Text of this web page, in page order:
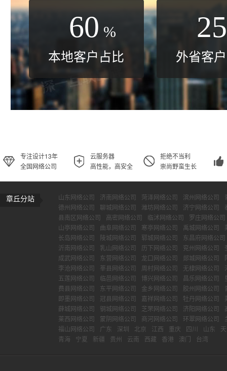
60 %
本地客户占比
25
外省客
专注设计13年
全国网络公司
云服务器
高性能，高安全
拒绝不当利
崇尚野蛮生长
章丘分站 山东网络公司 济南网络公司 菏泽网络公司 滨州网络公司
德州网络公司
聊城网络公司 潍坊网络公司 济宁网络公司
县南区网络公司
高密网络公司 临沭网络公司
罗庄网络公司
山亭网络公司
曲阜网络公司 寒亭网络公司 禹城网络公司
长岛网络公司
陵城网络公司 郓城网络公司
东昌府网络公司
沂南网络公司
乳山网络公司 历下网络公司 兖州网络公司
成武网络公司
东营网络公司 龙口网络公司 郯城网络公司
李沧网络公司
莘县网络公司 周村网络公司 无棣网络公司
五莲网络公司
临邑网络公司 博兴网络公司 昌乐网络公司
费县网络公司
东平网络公司 金乡网络公司 胶州网络公司
即墨网络公司
冠县网络公司 嘉祥网络公司 牡丹网络公司
薛城网络公司
钢城网络公司 芝罘网络公司 济阳网络公司
莱西网络公司
蒙阴网络公司 商河网络公司 环翠网络公司
福山网络公司
广东 深圳 北京 江西 重庆 四川 山东
青海
宁夏 新疆 贵州 云南 西藏 香港 澳门 台湾